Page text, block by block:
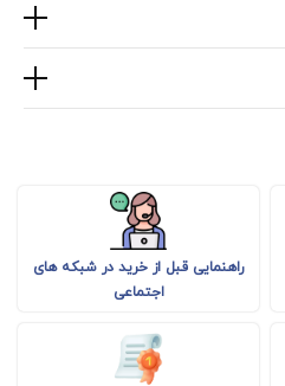
راهنمایی قبل از خرید در شبکه های
اجتماعی